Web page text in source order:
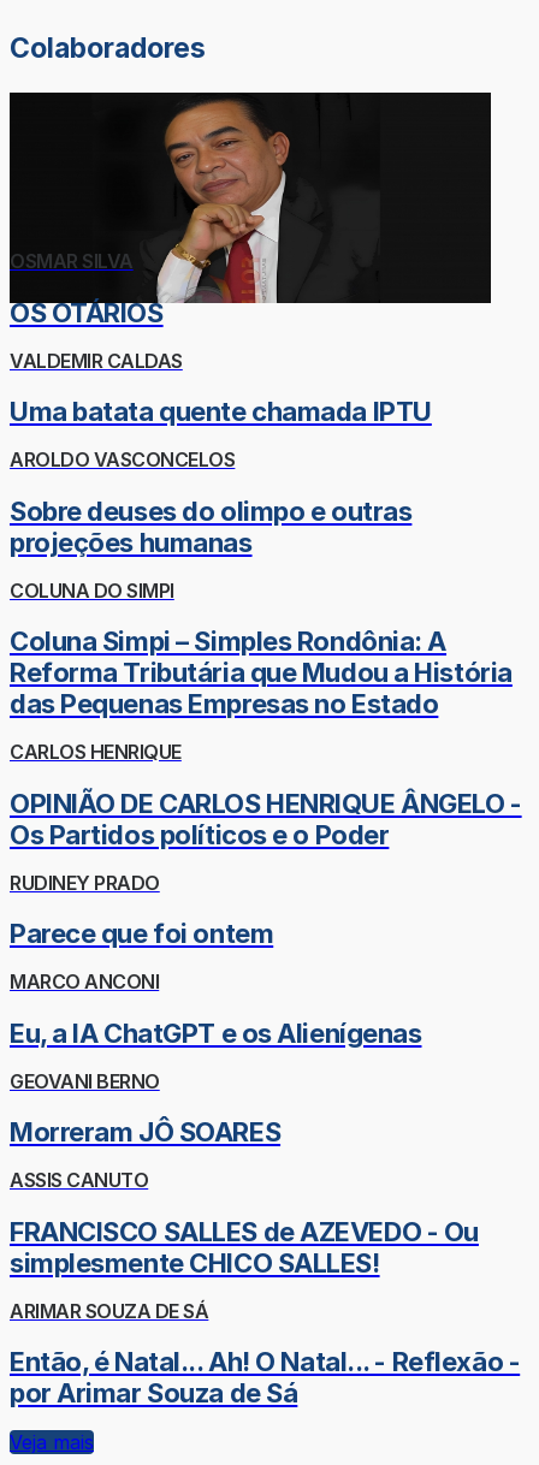
Colaboradores
OSMAR SILVA
OS OTÁRIOS
VALDEMIR CALDAS
Uma batata quente chamada IPTU
AROLDO VASCONCELOS
Sobre deuses do olimpo e outras
projeções humanas
COLUNA DO SIMPI
Coluna Simpi – Simples Rondônia: A
Reforma Tributária que Mudou a História
das Pequenas Empresas no Estado
CARLOS HENRIQUE
OPINIÃO DE CARLOS HENRIQUE ÂNGELO -
Os Partidos políticos e o Poder
RUDINEY PRADO
Parece que foi ontem
MARCO ANCONI
Eu, a IA ChatGPT e os Alienígenas
GEOVANI BERNO
Morreram JÔ SOARES
ASSIS CANUTO
FRANCISCO SALLES de AZEVEDO - Ou
simplesmente CHICO SALLES!
ARIMAR SOUZA DE SÁ
Então, é Natal... Ah! O Natal... - Reflexão -
por Arimar Souza de Sá
Veja mais